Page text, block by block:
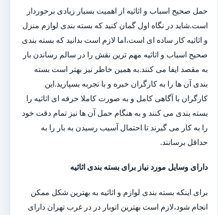
حمل صحیح اسباب و اثاثیه از اهمیت بسیار زیادی برخوردار
است.شاید در نگاه اول گمان کنید که بسته بندی لوازم منزل
و اثاثیه کار ساده ای است،اما لازم است بدانید که بسته بندی
صحیح اسباب و اثاثیه مهم ترین نقش را در سالم رساندن بار
به مقصد ایفا می کنند.به همین خاطر نیز بهتر است بسته
بندی آن ها را به کارگران خبره و با تجربه بسپارید.این
کارگران با آگاهی کامل و به صورت کاملا حرفه ای اثاثیه را
بسته بندی می کنند و به هنگام حمل آن ها نیز تمام دقت خود
را به کار می گیرند تا احتمال آسیب رسیدن به بار را به
حداقل برسانند.
دارای وسایل مورد نیاز برای بسته بندی اثاثیه
برای اینکه بسته بندی لوازم و اثاثیه به بهترین شکل ممکن
انجام شود،لازم است بهترین اتوبار در در غرب تهران دارای